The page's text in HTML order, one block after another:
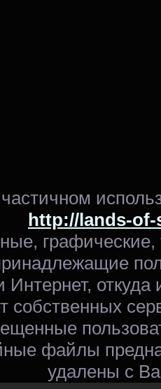
http://lands-
Интернет,
собственных
файлы
удалены с